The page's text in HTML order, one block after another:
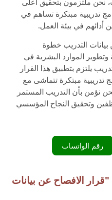
تدريبية مبتكرة تساهم في
في بيئة العمل.
بيانات التدريب خطوة
الموارد البشرية في
يلتزم بتطبيق هذا القرار
تدريبية مبتكرة تتماشى مع
نؤمن بأن التدريب المستمر
وتحقيق النجاح المؤسسي
رقم الواتساب
الافصاح عن بيانات